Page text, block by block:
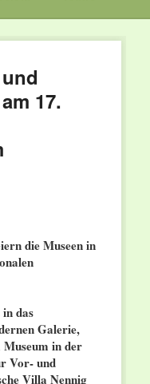
17.
die Museen in
das
Galerie,
in der
Vor- und
Villa Nennig